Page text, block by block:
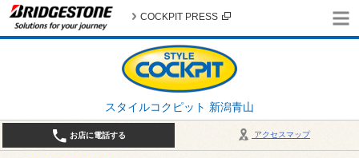
スタイルコクピット 新潟青山
COCKPIT PRESS
アクセスマップ
お店に電話する